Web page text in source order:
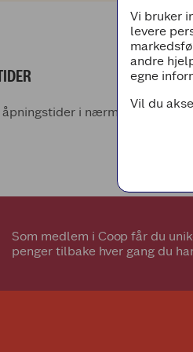
åpningstider i nærmeste fremtid
Som medlem i Coop får du
penger tilbake hver gang du
Vi bruker
levere
andre
egne
Vil du